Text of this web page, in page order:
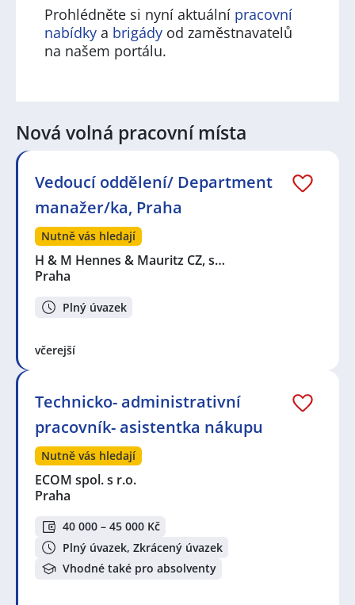
Prohlédněte si nyní aktuální pracovní
nabídky a brigády od zaměstnavatelů
na našem portálu.
Nová volná pracovní místa
Vedoucí oddělení/ Department
manažer/ka, Praha
Nutně vás hledají
H & M Hennes & Mauritz CZ, s…
Praha
Plný úvazek
včerejší
Technicko- administrativní
pracovník- asistentka nákupu
Nutně vás hledají
ECOM spol. s r.o.
Praha
40 000 – 45 000 Kč
Plný úvazek, Zkrácený úvazek
Vhodné také pro absolventy